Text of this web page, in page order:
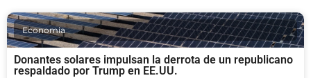
Economia
Donantes solares impulsan la derrota de un republicano
respaldado por Trump en EE.UU.